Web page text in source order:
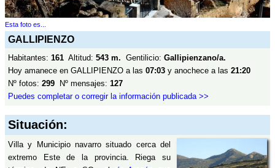
Esta foto es...
GALLIPIENZO
Habitantes: 161 Altitud: 543 m. Gentilicio: Gallipienzano/a.
Hoy amanece en GALLIPIENZO a las 07:03 y anochece a las 21:20
Nº fotos: 299 Nº mensajes: 127
Puedes completar o corregir la información publicada >>
Situación:
Villa y Municipio navarro situado cerca del
extremo Este de la provincia. Riega su